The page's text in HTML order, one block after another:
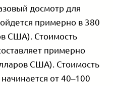
досмотр для
примерно в 380
США). Стоимость
примерно
США). Стоимость
от 40–100